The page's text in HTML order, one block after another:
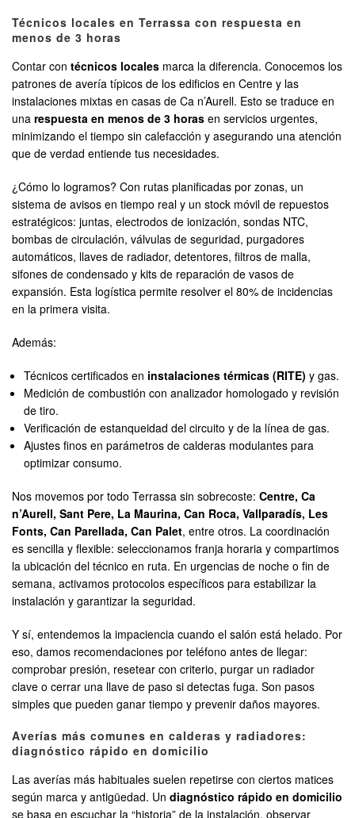
Técnicos locales en Terrassa con respuesta en
menos de 3 horas
Contar con técnicos locales marca la diferencia. Conocemos los
patrones de avería típicos de los edificios en Centre y las
instalaciones mixtas en casas de Ca n’Aurell. Esto se traduce en
una respuesta en menos de 3 horas en servicios urgentes,
minimizando el tiempo sin calefacción y asegurando una atención
que de verdad entiende tus necesidades.
¿Cómo lo logramos? Con rutas planificadas por zonas, un
sistema de avisos en tiempo real y un stock móvil de repuestos
estratégicos: juntas, electrodos de ionización, sondas NTC,
bombas de circulación, válvulas de seguridad, purgadores
automáticos, llaves de radiador, detentores, filtros de malla,
sifones de condensado y kits de reparación de vasos de
expansión. Esta logística permite resolver el 80% de incidencias
en la primera visita.
Además:
Técnicos certificados en instalaciones térmicas (RITE) y gas.
Medición de combustión con analizador homologado y revisión
de tiro.
Verificación de estanqueidad del circuito y de la línea de gas.
Ajustes finos en parámetros de calderas modulantes para
optimizar consumo.
Nos movemos por todo Terrassa sin sobrecoste: Centre, Ca
n’Aurell, Sant Pere, La Maurina, Can Roca, Vallparadís, Les
Fonts, Can Parellada, Can Palet, entre otros. La coordinación
es sencilla y flexible: seleccionamos franja horaria y compartimos
la ubicación del técnico en ruta. En urgencias de noche o fin de
semana, activamos protocolos específicos para estabilizar la
instalación y garantizar la seguridad.
Y sí, entendemos la impaciencia cuando el salón está helado. Por
eso, damos recomendaciones por teléfono antes de llegar:
comprobar presión, resetear con criterio, purgar un radiador
clave o cerrar una llave de paso si detectas fuga. Son pasos
simples que pueden ganar tiempo y prevenir daños mayores.
Averías más comunes en calderas y radiadores:
diagnóstico rápido en domicilio
Las averías más habituales suelen repetirse con ciertos matices
según marca y antigüedad. Un diagnóstico rápido en domicilio
se basa en escuchar la “historia” de la instalación, observar